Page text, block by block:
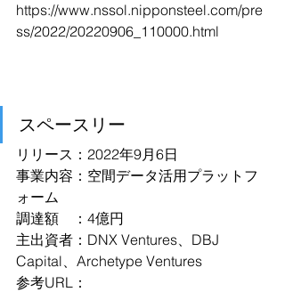
https://www.nssol.nipponsteel.com/pre
ss/2022/20220906_110000.html
スペースリー
リリース：2022年9月6日
事業内容：空間データ活用プラットフ
ォーム
調達額　：4億円
主出資者：DNX Ventures、DBJ
Capital、Archetype Ventures
参考URL：